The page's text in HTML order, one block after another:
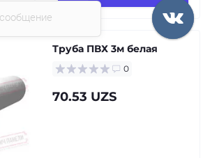
Труба ПВХ 3м белая
0
70.53 UZS